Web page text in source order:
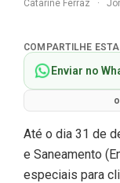
Catarine Ferraz
·
COMPARTILHE
Enviar no
Até o dia 31 de
e Saneamento
especiais para